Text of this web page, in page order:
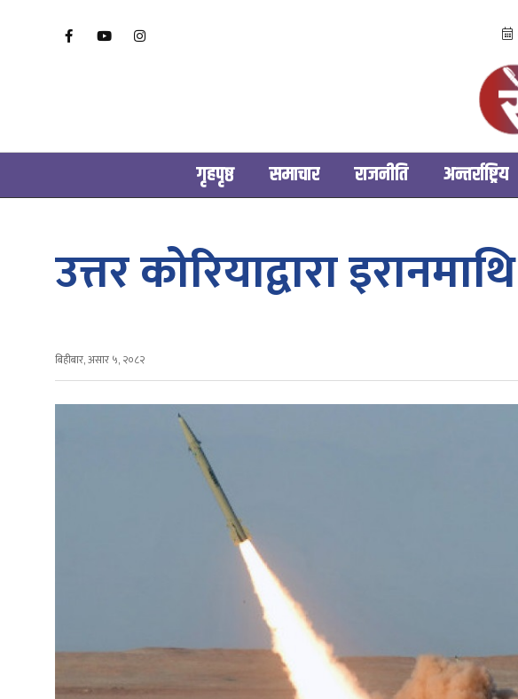
गृहपृष्ठ समाचार राजनीति अन्तर्राष्ट्रिय
उत्तर कोरियाद्वारा
बिहीबार, असार ५, २०८२